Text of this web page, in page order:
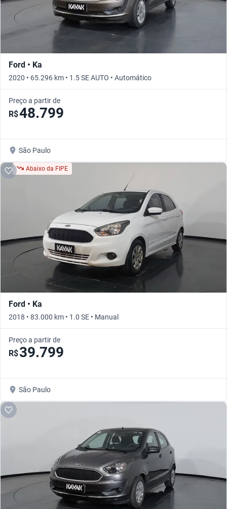
Ford • Ka
2020 • 65.296 km • 1.5 SE AUTO • Automático
Preço a partir de
R$48.799
São Paulo
Abaixo da FIPE
Ford • Ka
2018 • 83.000 km • 1.0 SE • Manual
Preço a partir de
R$39.799
São Paulo